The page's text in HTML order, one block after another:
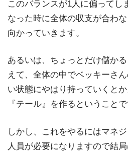
このバランスが1人に偏ってし
なった時に全体の収支が合わ
向かっていきます。
あるいは、ちょっとだけ儲か
えて、全体の中でベッキーさ
い状態にやはり持っていくと
『テール』を作るということで
しかし、これをやるにはマネ
人員が必要になりますので結